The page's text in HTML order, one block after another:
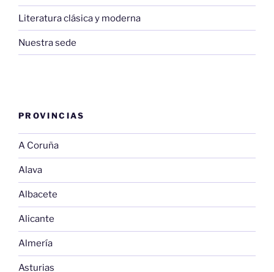
Literatura clásica y moderna
Nuestra sede
PROVINCIAS
A Coruña
Alava
Albacete
Alicante
Almería
Asturias